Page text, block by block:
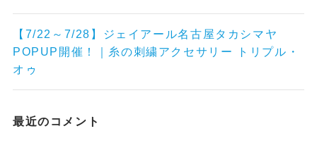
【7/22～7/28】ジェイアール名古屋タカシマヤ
POPUP開催！｜糸の刺繍アクセサリー トリプル・
オゥ
最近のコメント